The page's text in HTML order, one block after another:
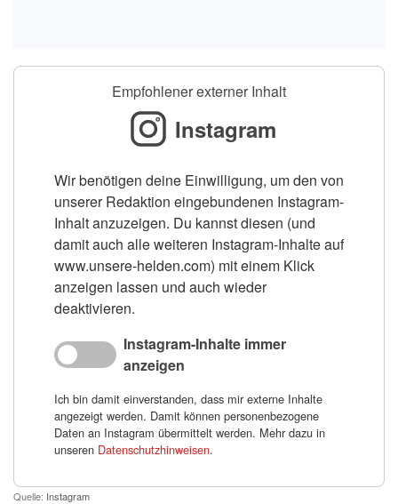
Empfohlener externer Inhalt
Instagram
Wir benötigen deine Einwilligung, um den von
unserer Redaktion eingebundenen Instagram-
Inhalt anzuzeigen. Du kannst diesen (und
damit auch alle weiteren Instagram-Inhalte auf
www.unsere-helden.com) mit einem Klick
anzeigen lassen und auch wieder
deaktivieren.
Instagram-Inhalte immer
anzeigen
Ich bin damit einverstanden, dass mir externe Inhalte
angezeigt werden. Damit können personenbezogene
Daten an Instagram übermittelt werden. Mehr dazu in
unseren Datenschutzhinweisen.
Quelle: Instagram